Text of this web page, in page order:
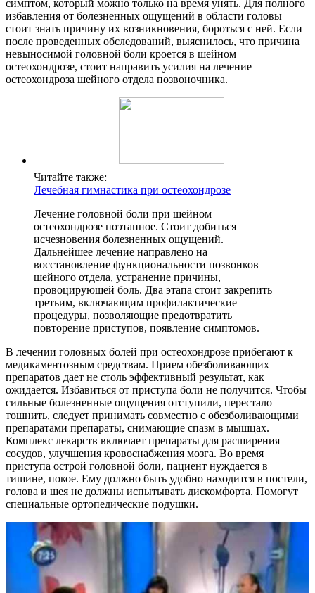
симптом, который можно только на время унять. Для полного
избавления от болезненных ощущений в области головы
стоит знать причину их возникновения, бороться с ней. Если
после проведенных обследований, выяснилось, что причина
невыносимой головной боли кроется в шейном
остеохондрозе, стоит направить усилия на лечение
остеохондроза шейного отдела позвоночника.
Читайте также:
Лечебная гимнастика при остеохондрозе
Лечение головной боли при шейном
остеохондрозе поэтапное. Стоит добиться
исчезновения болезненных ощущений.
Дальнейшее лечение направлено на
восстановление функциональности позвонков
шейного отдела, устранение причины,
провоцирующей боль. Два этапа стоит закрепить
третьим, включающим профилактические
процедуры, позволяющие предотвратить
повторение приступов, появление симптомов.
В лечении головных болей при остеохондрозе прибегают к
медикаментозным средствам. Прием обезболивающих
препаратов дает не столь эффективный результат, как
ожидается. Избавиться от приступа боли не получится. Чтобы
сильные болезненные ощущения отступили, перестало
тошнить, следует принимать совместно с обезболивающими
препаратами препараты, снимающие спазм в мышцах.
Комплекс лекарств включает препараты для расширения
сосудов, улучшения кровоснабжения мозга. Во время
приступа острой головной боли, пациент нуждается в
тишине, покое. Ему должно быть удобно находится в постели,
голова и шея не должны испытывать дискомфорта. Помогут
специальные ортопедические подушки.